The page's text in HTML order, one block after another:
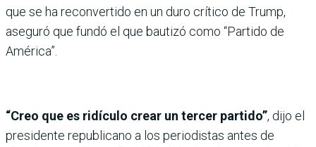
que se ha reconvertido en un duro crítico de Trump,
aseguró que fundó el que bautizó como “Partido de
América”.
“Creo que es ridículo crear un tercer partido”, dijo el
presidente republicano a los periodistas antes de